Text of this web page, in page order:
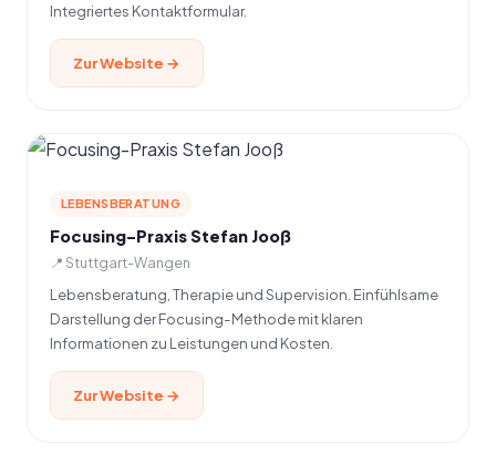
Integriertes Kontaktformular.
Zur Website →
LEBENSBERATUNG
Focusing-Praxis Stefan Jooß
📍 Stuttgart-Wangen
Lebensberatung, Therapie und Supervision. Einfühlsame
Darstellung der Focusing-Methode mit klaren
Informationen zu Leistungen und Kosten.
Zur Website →